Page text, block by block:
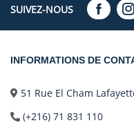
SUIVEZ-NOUS
INFORMATIONS DE
51 Rue El Cham
(+216) 71 831 110